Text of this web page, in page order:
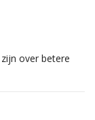
over betere